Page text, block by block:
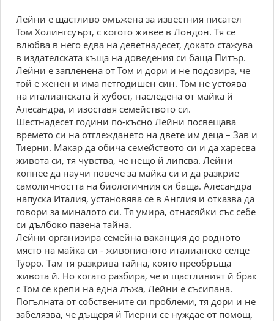
Лейни е щастливо омъжена за известния писател
Том Холингсуърт, с когото живее в Лондон. Тя се
влюбва в него едва на деветнадесет, докато стажува
в издателската къща на доведения си баща Питър.
Лейни е запленена от Том и дори и не подозира, че
той е женен и има петгодишен син. Том не устоява
на италианската й хубост, наследена от майка й
Алесандра, и изоставя семейството си.
Шестнадесет години по-късно Лейни посвещава
времето си на отглеждането на двете им деца – Зав и
Тиерни. Макар да обича семейството си и да харесва
живота си, тя чувства, че нещо й липсва. Лейни
копнее да научи повече за майка си и да разкрие
самоличността на биологичния си баща. Алесандра
напуска Италия, установява се в Англия и отказва да
говори за миналото си. Тя умира, отнасяйки със себе
си дълбоко пазена тайна.
Лейни организира семейна ваканция до родното
място на майка си - живописното италианско селце
Туоро. Там тя разкрива тайна, която преобръща
живота й. Но когато разбира, че и щастливият й брак
с Том се крепи на една лъжа, Лейни е съсипана.
Погълната от собствените си проблеми, тя дори и не
забелязва, че дъщеря й Тиерни се нуждае от помощ.